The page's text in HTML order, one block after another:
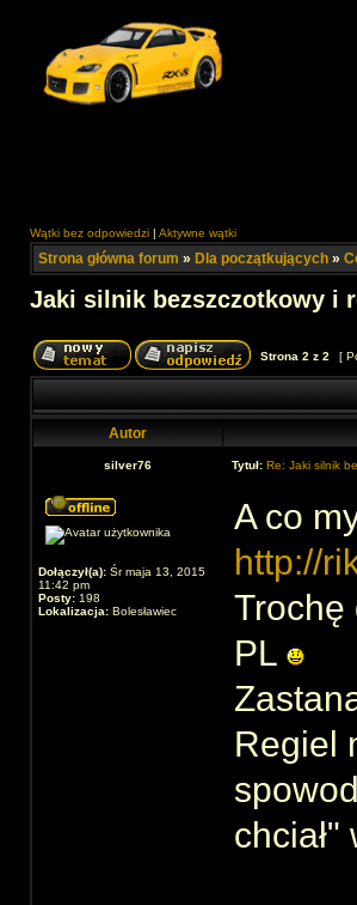
Wątki bez odpowiedzi | Aktywne wątki
Strona główna forum » Dla początkujących »
Jaki silnik bezszczotkowy i
Strona 2 z 2 [
Autor
silver76 Tytuł: Re: Jaki silnik
Dołączył(a): Śr maja 13, 2015
11:42 pm
Posty: 198
Lokalizacja: Bolesławiec
A co
http://
Trochę
PL
Regiel